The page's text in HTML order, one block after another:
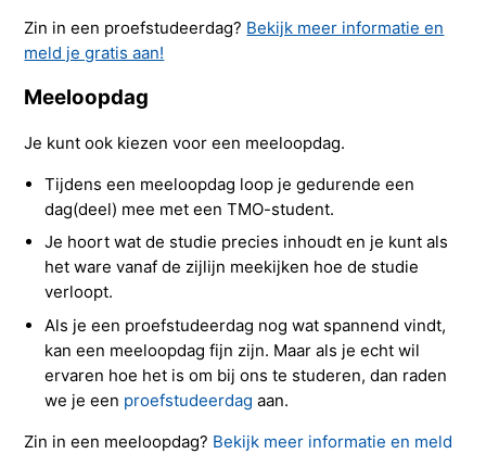
Zin in een proefstudeerdag? Bekijk meer informatie en
meld je gratis aan!
Meeloopdag
Je kunt ook kiezen voor een meeloopdag.
Tijdens een meeloopdag loop je gedurende een
dag(deel) mee met een TMO-student.
Je hoort wat de studie precies inhoudt en je kunt als
het ware vanaf de zijlijn meekijken hoe de studie
verloopt.
Als je een proefstudeerdag nog wat spannend vindt,
kan een meeloopdag fijn zijn. Maar als je echt wil
ervaren hoe het is om bij ons te studeren, dan raden
we je een proefstudeerdag aan.
Zin in een meeloopdag? Bekijk meer informatie en meld